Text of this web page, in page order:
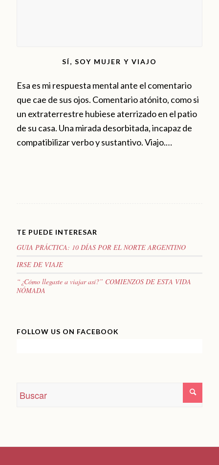
SÍ, SOY MUJER Y VIAJO
Esa es mi respuesta mental ante el comentario
que cae de sus ojos. Comentario atónito, como si
un extraterrestre hubiese aterrizado en el patio
de su casa. Una mirada desorbitada, incapaz de
compatibilizar verbo y sustantivo. Viajo.…
TE PUEDE INTERESAR
GUIA PRÁCTICA: 10 DÍAS POR EL NORTE ARGENTINO
IRSE DE VIAJE
“¿Cómo llegaste a viajar así?” COMIENZOS DE ESTA VIDA
NÓMADA
FOLLOW US ON FACEBOOK